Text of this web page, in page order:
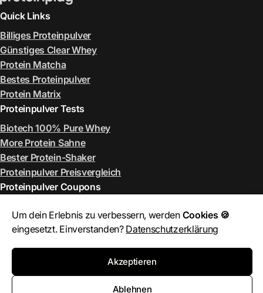
Um dein Erlebnis zu verbessern, werden Cookies 🍪
eingesetzt. Einverstanden? Datenschutzerklärung
Akzeptieren
Ablehnen
Quick Links
Billiges Proteinpulver
Günstiges Clear Whey
Protein Matcha
Bestes Proteinpulver
Protein Matrix
Proteinpulver Tests
Biotech 100% Pure Whey
More Protein Sahne
Bester Protein-Shaker
Proteinpulver Preisvergleich
Proteinpulver Coupons
More Rabattcode August 2026
MyProtein Rabattcode August 2026
Bulk Rabattcode August 2026